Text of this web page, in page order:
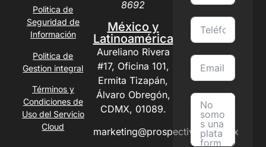
Politica de
Seguridad de
Información
Politica de
Gestion integral
Términos y
Condiciones de
Uso del Servicio
Cloud
8692
México y
Latinoamérica
Aureliano Rivera
#17, Oficina 101,
Ermita Tizapán,
Álvaro Obregón,
CDMX, 01089.
marketing@prospectiva.com.mx